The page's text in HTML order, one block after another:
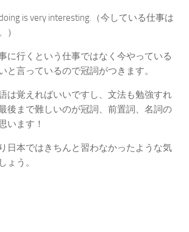
is very interesting.（今している仕事は
）
に行くという仕事ではなく今やっている
と言っているので冠詞がつきます。
は覚えればいいですし、文法も勉強すれ
後まで難しいのが冠詞、前置詞、名詞の
います！
日本ではきちんと習わなかったような気
ょう。